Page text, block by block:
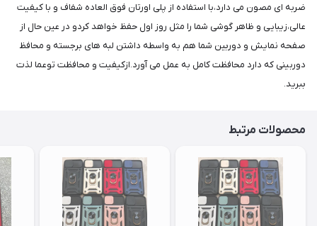
ضربه ای مصون می دارد،با استفاده از پلی اورتان فوق العاده شفاف و با کیفیت
عالی،زیبایی و ظاهر گوشی شما را مثل روز اول حفظ خواهد کردو در عین حال از
صفحه نمایش و دوربین شما هم به واسطه داشتن لبه های برجسته و محافظ
دوربینی که دارد محافظت کامل به عمل می آورد.ازکیفیت و محافظت توعما لذت
ببرید.
محصولات مرتبط